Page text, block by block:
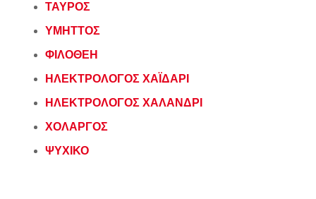
ΤΑΥΡΟΣ
ΥΜΗΤΤΟΣ
ΦΙΛΟΘΕΗ
ΗΛΕΚΤΡΟΛΟΓΟΣ ΧΑΪΔΑΡΙ
ΗΛΕΚΤΡΟΛΟΓΟΣ ΧΑΛΑΝΔΡΙ
ΧΟΛΑΡΓΟΣ
ΨΥΧΙΚΟ